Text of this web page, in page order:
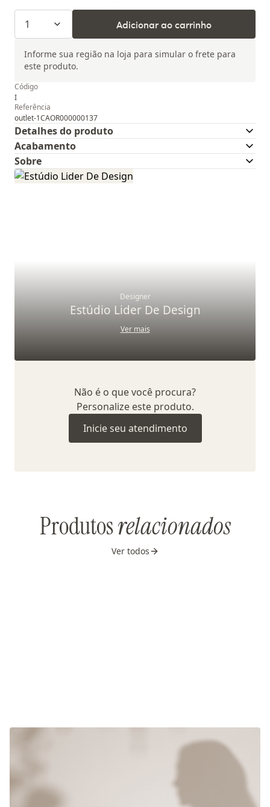
1 Adicionar ao carrinho
Informe sua região na loja para simular o frete para
este produto.
Código
I
Referência
outlet-1CAOR000000137
Detalhes do produto
Acabamento
Sobre
Designer
Estúdio Lider De Design
Ver mais
Não é o que você procura?
Personalize este produto.
Inicie seu atendimento
Produtosrelacionados
Ver todos